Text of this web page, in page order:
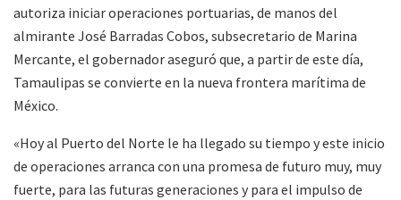
autoriza iniciar operaciones portuarias, de manos del
almirante José Barradas Cobos, subsecretario de Marina
Mercante, el gobernador aseguró que, a partir de este día,
Tamaulipas se convierte en la nueva frontera marítima de
México.
«Hoy al Puerto del Norte le ha llegado su tiempo y este inicio
de operaciones arranca con una promesa de futuro muy, muy
fuerte, para las futuras generaciones y para el impulso de